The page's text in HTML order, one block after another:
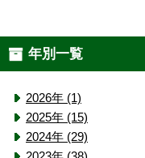
年別一覧
2026年 (1)
2025年 (15)
2024年 (29)